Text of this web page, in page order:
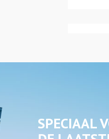
SPECIAAL